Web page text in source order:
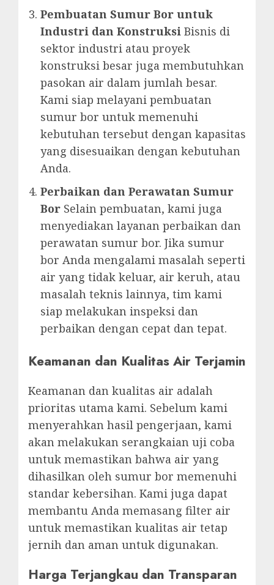
Pembuatan Sumur Bor untuk
Industri dan Konstruksi Bisnis di
sektor industri atau proyek
konstruksi besar juga membutuhkan
pasokan air dalam jumlah besar.
Kami siap melayani pembuatan
sumur bor untuk memenuhi
kebutuhan tersebut dengan kapasitas
yang disesuaikan dengan kebutuhan
Anda.
Perbaikan dan Perawatan Sumur
Bor Selain pembuatan, kami juga
menyediakan layanan perbaikan dan
perawatan sumur bor. Jika sumur
bor Anda mengalami masalah seperti
air yang tidak keluar, air keruh, atau
masalah teknis lainnya, tim kami
siap melakukan inspeksi dan
perbaikan dengan cepat dan tepat.
Keamanan dan Kualitas Air Terjamin
Keamanan dan kualitas air adalah
prioritas utama kami. Sebelum kami
menyerahkan hasil pengerjaan, kami
akan melakukan serangkaian uji coba
untuk memastikan bahwa air yang
dihasilkan oleh sumur bor memenuhi
standar kebersihan. Kami juga dapat
membantu Anda memasang filter air
untuk memastikan kualitas air tetap
jernih dan aman untuk digunakan.
Harga Terjangkau dan Transparan